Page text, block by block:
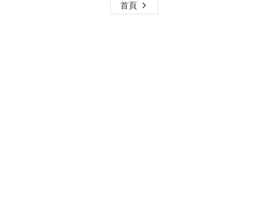
首頁